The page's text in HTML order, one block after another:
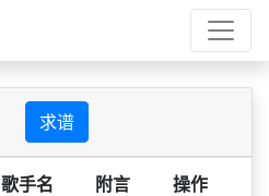
求谱
歌手名 附言 操作